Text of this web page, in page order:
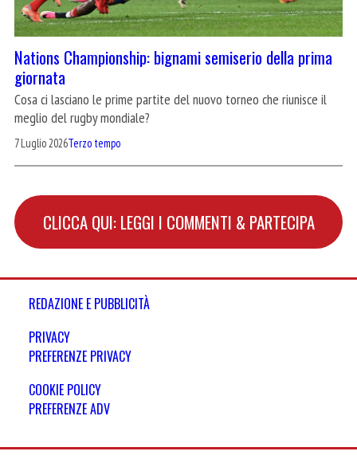
Nations Championship: bignami semiserio della prima
giornata
Cosa ci lasciano le prime partite del nuovo torneo che riunisce il
meglio del rugby mondiale?
7 Luglio 2026Terzo tempo
CLICCA QUI: LEGGI I COMMENTI & PARTECIPA
REDAZIONE E PUBBLICITÀ
PRIVACY
PREFERENZE PRIVACY
COOKIE POLICY
PREFERENZE ADV